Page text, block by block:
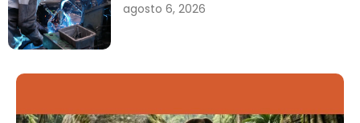
agosto 6, 2026